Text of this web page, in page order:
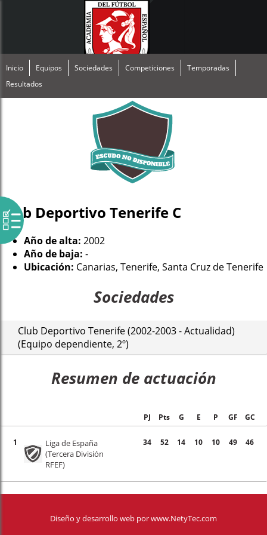
Inicio Equipos Sociedades Competiciones
Temporadas
Resultados
Club Deportivo Tenerife C
Año de alta: 2002
Año de baja: -
Ubicación: Canarias, Tenerife, Santa Cruz de Tenerife
Sociedades
Club Deportivo Tenerife (2002-2003 - Actualidad)
(Equipo dependiente, 2º)
Resumen de actuación
PJ Pts G E P GF GC
1
Liga de España
(Tercera División
RFEF)
34 52 14 10 10 49 46
Diseño y desarrollo web porwww.NetyTec.com